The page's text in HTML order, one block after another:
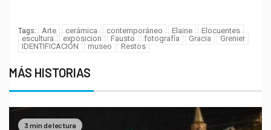
Tags: Arte cerámica contemporáneo Elaine
Elocuentes
escultura
exposicion Fausto fotografía Gracia
Grenier
IDENTIFICACIÓN
museo Restos
MÁS HISTORIAS
3 min de lectura